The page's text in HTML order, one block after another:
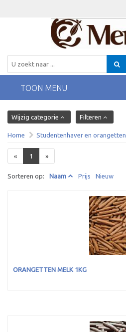
TOON MENU
Wijzig categorie Filteren
Home Studentenhaver en orangetten
« 1 »
Sorteren op: Naam Prijs Nieuw
ORANGETTEN MELK 1KG